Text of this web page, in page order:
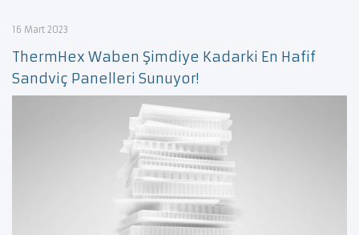
16 Mart 2023
ThermHex Waben Şimdiye Kadarki En Hafif
Sandviç Panelleri Sunuyor!